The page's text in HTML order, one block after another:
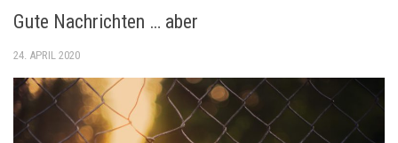
Gute Nachrichten … aber
24. APRIL 2020